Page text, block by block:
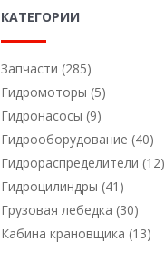
КАТЕГОРИИ
Запчасти (285)
Гидромоторы (5)
Гидронасосы (9)
Гидрооборудование (40)
Гидрораспределители (12)
Гидроцилиндры (41)
Грузовая лебедка (30)
Кабина крановщика (13)